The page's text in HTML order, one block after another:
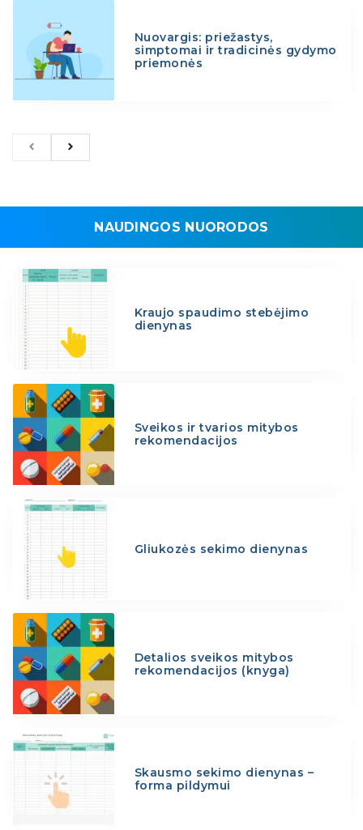
Nuovargis: priežastys,
simptomai ir tradicinės gydymo
priemonės
NAUDINGOS NUORODOS
Kraujo spaudimo stebėjimo
dienynas
Sveikos ir tvarios mitybos
rekomendacijos
Gliukozės sekimo dienynas
Detalios sveikos mitybos
rekomendacijos (knyga)
Skausmo sekimo dienynas –
forma pildymui